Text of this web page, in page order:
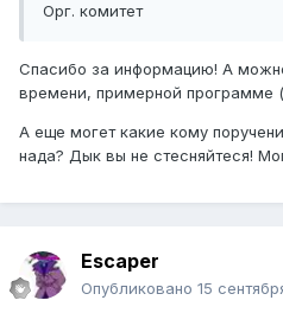
Орг. комитет
Спасибо за информацию! А
времени, примерной программе
А еще могет какие кому
нада? Дык вы не стесняйтеся!
Escaper
Опубликовано 15